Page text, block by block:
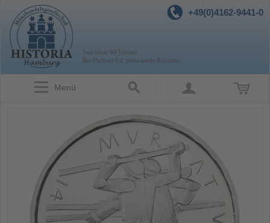
+49(0)4162-9441-0
Menü